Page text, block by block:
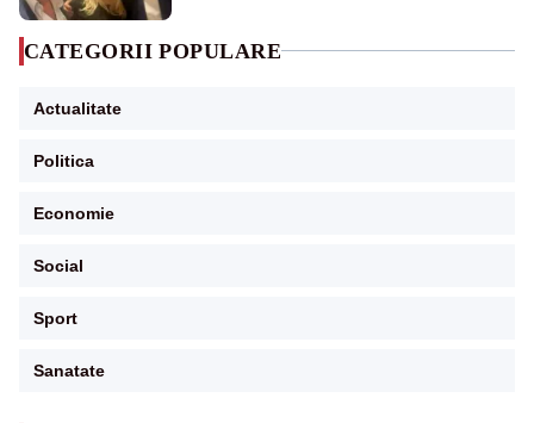
CATEGORII POPULARE
Actualitate
Politica
Economie
Social
Sport
Sanatate